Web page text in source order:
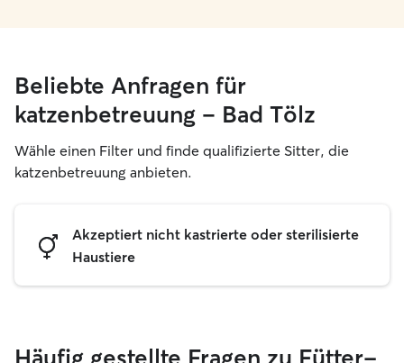
Beliebte Anfragen für
katzenbetreuung – Bad Tölz
Wähle einen Filter und finde qualifizierte Sitter, die
katzenbetreuung anbieten.
Akzeptiert nicht kastrierte oder sterilisierte
Haustiere